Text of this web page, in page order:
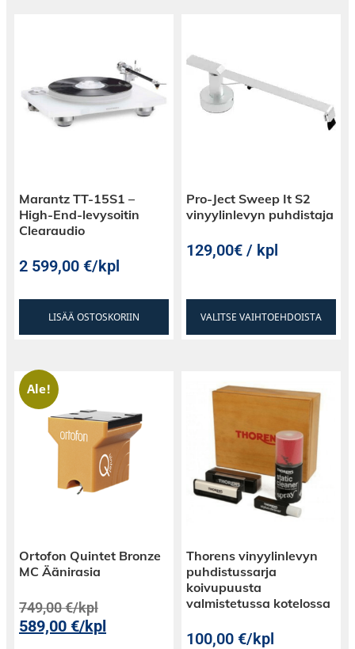
Marantz TT-15S1 –
High-End-levysoitin
Clearaudio
2 599,00€/kpl
LISÄÄ OSTOSKORIIN
Pro-Ject Sweep It S2
vinyylinlevyn puhdistaja
129,00€ / kpl
VALITSE VAIHTOEHDOISTA
Ale!
Ortofon Quintet Bronze
MC Äänirasia
749,00€/kpl
589,00€/kpl
Thorens vinyylinlevyn
puhdistussarja
koivupuusta
valmistetussa kotelossa
100,00€/kpl